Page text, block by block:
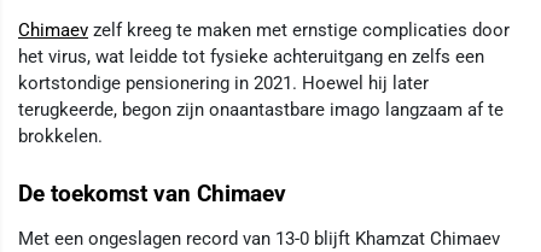
Chimaev zelf kreeg te maken met ernstige complicaties door
het virus, wat leidde tot fysieke achteruitgang en zelfs een
kortstondige pensionering in 2021. Hoewel hij later
terugkeerde, begon zijn onaantastbare imago langzaam af te
brokkelen.
De toekomst van Chimaev
Met een ongeslagen record van 13-0 blijft Khamzat Chimaev